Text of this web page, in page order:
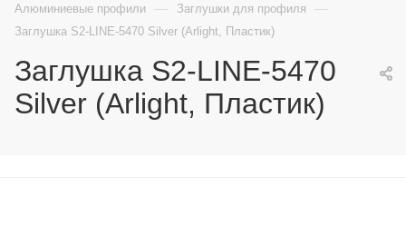
Алюминиевые профили — Заглушки для профиля —
Заглушка S2-LINE-5470 Silver (Arlight, Пластик)
Заглушка S2-LINE-5470
Silver (Arlight, Пластик)